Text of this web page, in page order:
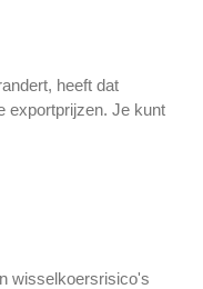
heeft dat
exportprijzen. Je kunt
wisselkoersrisico's